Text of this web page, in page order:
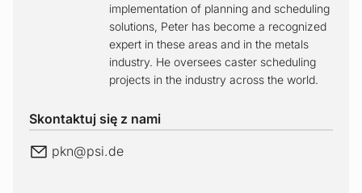
implementation of planning and scheduling
solutions, Peter has become a recognized
expert in these areas and in the metals
industry. He oversees caster scheduling
projects in the industry across the world.
Skontaktuj się z nami
E-Mailpkn@psi.de